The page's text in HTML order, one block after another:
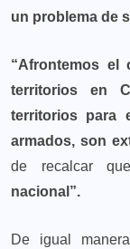
un problema de
“Afrontemos el
territorios en
territorios para
armados, son
de recalcar
nacional”.
De igual